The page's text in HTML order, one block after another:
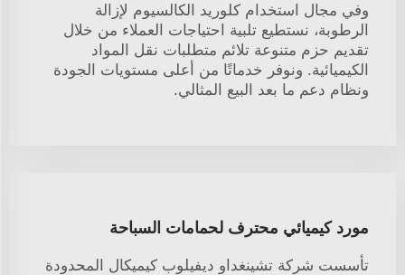
وفي مجال استخدام كلوريد الكالسيوم لإزالة
الرطوبة، نستطيع تلبية احتياجات العملاء من خلال
تقديم حزم متنوعة تلائم متطلبات نقل المواد
الكيميائية. ونوفر خدماتًا من أعلى مستويات الجودة
ونظام دعم ما بعد البيع المثالي.
مورد كيميائي محترف لحمامات السباحة
تأسست شركة تشينغداو ديفيلوب كيميكال المحدودة